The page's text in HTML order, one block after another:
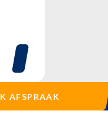
AFSPRAAK